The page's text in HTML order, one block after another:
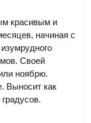
красивым и
начиная с
Своей
ноябрю.
Выносит как